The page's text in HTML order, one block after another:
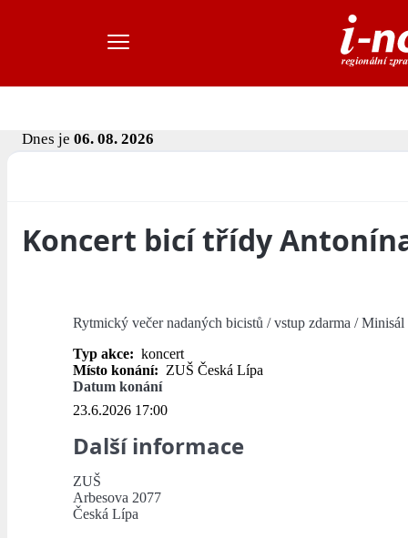
Dnes je 06. 08. 2026
Koncert bicí třídy
Rytmický večer nadaných bicistů / vstup zdarma /
Typ akce: koncert
Místo konání: ZUŠ Česká Lípa
Datum konání
23.6.2026 17:00
Další informace
ZUŠ
Arbesova 2077
Česká Lípa